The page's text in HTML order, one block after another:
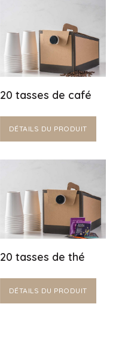
20 tasses de café
DÉTAILS DU PRODUIT
20 tasses de thé
DÉTAILS DU PRODUIT